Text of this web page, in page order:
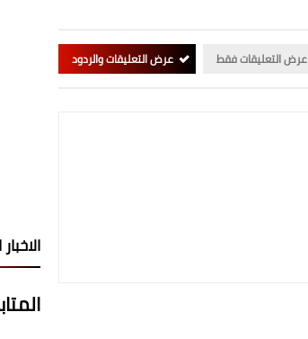
عرض التعليقات فقط عرض التعليقات والردود